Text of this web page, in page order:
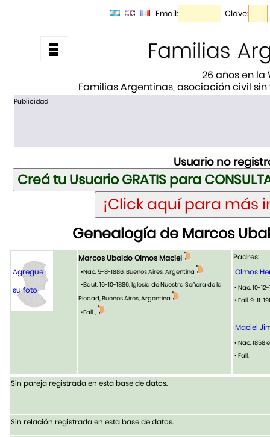
Email: Clave:
26 años en la
Familias Argentinas, asociación civil
Publicidad
Usuario no
Genealogía de Marcos
Agregue
su foto
Marcos Ubaldo Olmos Maciel
•Nac. 5-8-1886, Buenos Aires, Argentina
•Baut. 16-10-1886, Iglesia de Nuestra Señora de la
Piedad, Buenos Aires, Argentina
•Fall. ,
Padres:
Olmos
• Nac. 10-
• Fall. 9-11-
Maciel
• Nac.
• Fall.
Sin pareja registrada en esta base de datos.
Sin relación registrada en esta base de datos.